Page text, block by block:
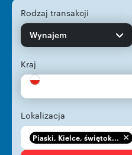
Rodzaj transakcji
Wynajem
Kraj
Lokalizacja
Piaski, Kielce, świętok...